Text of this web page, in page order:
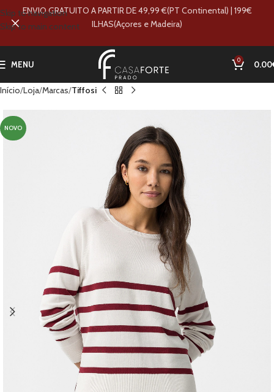
Skip to navigation
Skip to main content
MENU 0 0.00
Início Loja Marcas Tiffosi
NOVO
ENVIO GRATUITO A PARTIR DE 49,99 €(PT Continental) | 199€
ILHAS(Açores e Madeira)